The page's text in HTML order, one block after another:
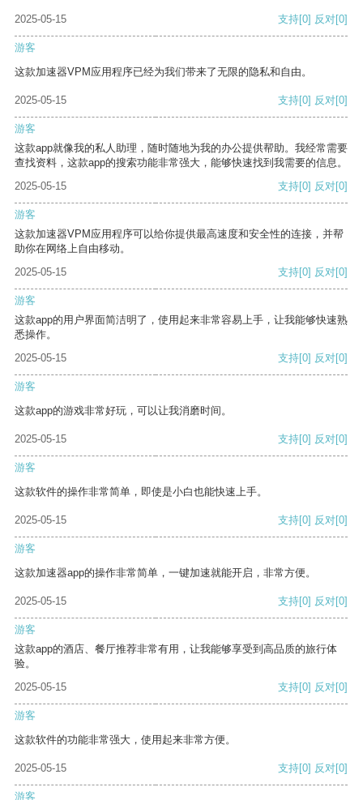
2025-05-15 支持[0] 反对[0]
游客
这款加速器VPM应用程序已经为我们带来了无限的隐私和自由。
2025-05-15 支持[0] 反对[0]
游客
这款app就像我的私人助理，随时随地为我的办公提供帮助。我经常需要
查找资料，这款app的搜索功能非常强大，能够快速找到我需要的信息。
2025-05-15
支持[0] 反对[0]
游客
这款加速器VPM应用程序可以给你提供最高速度和安全性的连接，并帮
助你在网络上自由移动。
2025-05-15
支持[0] 反对[0]
游客
这款app的用户界面简洁明了，使用起来非常容易上手，让我能够快速熟
悉操作。
2025-05-15
支持[0] 反对[0]
游客
这款app的游戏非常好玩，可以让我消磨时间。
2025-05-15 支持[0] 反对[0]
游客
这款软件的操作非常简单，即使是小白也能快速上手。
2025-05-15 支持[0] 反对[0]
游客
这款加速器app的操作非常简单，一键加速就能开启，非常方便。
2025-05-15 支持[0] 反对[0]
游客
这款app的酒店、餐厅推荐非常有用，让我能够享受到高品质的旅行体
验。
2025-05-15
支持[0] 反对[0]
游客
这款软件的功能非常强大，使用起来非常方便。
2025-05-15 支持[0] 反对[0]
游客